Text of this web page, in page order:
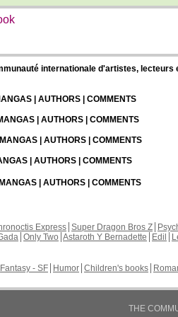
internationale d'artistes,
| AUTHORS | COMMENTS
| AUTHORS | COMMENTS
| AUTHORS | COMMENTS
| AUTHORS | COMMENTS
| AUTHORS | COMMENTS
Express Super Dragon Bros Z
Only Two Astaroth Y Bernadette Edil
Fantasy - SF Humor Children's books
THE